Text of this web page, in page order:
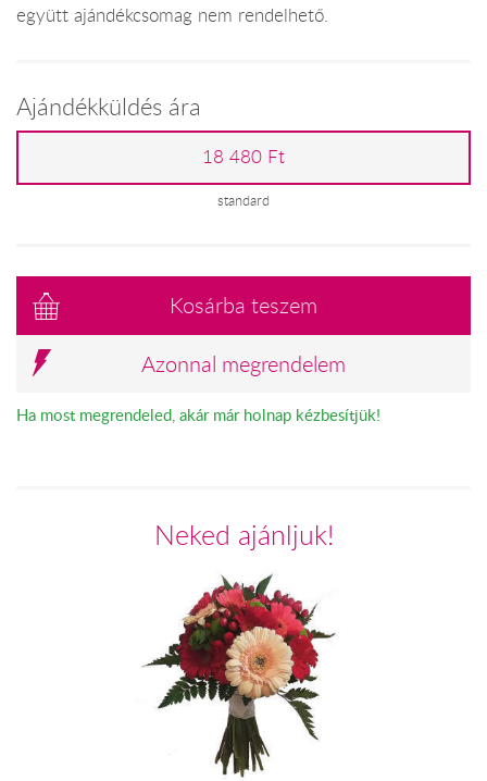
együtt ajándékcsomag nem rendelhető.
Ajándékküldés ára
18 480 Ft
standard
Kosárba teszem
Azonnal megrendelem
Ha most megrendeled, akár már holnap kézbesítjük!
Neked ajánljuk!